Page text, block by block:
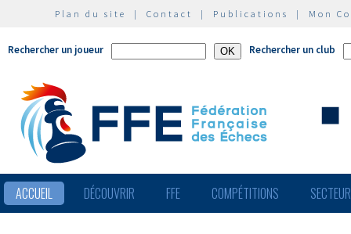
Plan du site | Contact | Publications | Mon
Rechercher un joueur Rechercher un club
ACCUEIL DÉCOUVRIR FFE COMPÉTITIONS